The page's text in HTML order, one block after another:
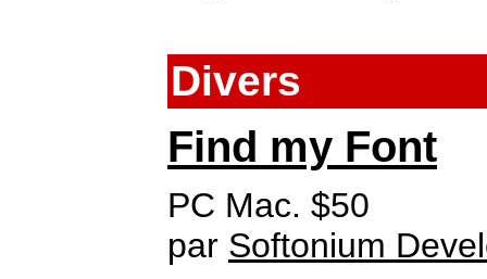
Divers
Find my Font
PC Mac. $50
par Softonium